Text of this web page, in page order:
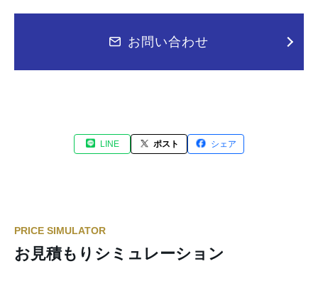
お問い合わせ
LINE ポスト シェア
PRICE SIMULATOR
お見積もりシミュレーション